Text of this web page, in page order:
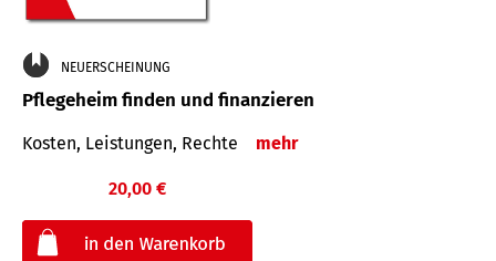
NEUERSCHEINUNG
Pflegeheim finden und finanzieren
Kosten, Leistungen, Rechte mehr
20,00 €